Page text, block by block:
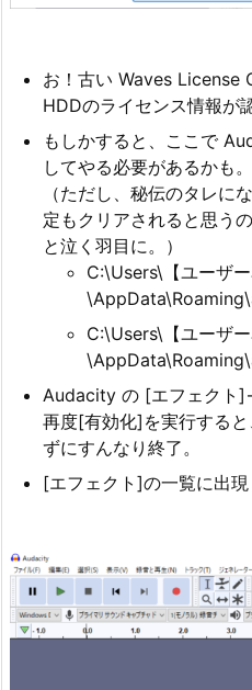
お！古い Waves License
HDDのライセンス情報が
もしかすると、ここで
してやる必要があるかも
（ただし、秘伝のタレに
定もクリアされると思う
と泣く羽目に。）
C:\Users\【ユーザー
C:\Users\【ユーザー
Audacity の [エフェクト
再度[有効化]を実行する
ずにすんなり終了。
[エフェクト]の一覧に出現